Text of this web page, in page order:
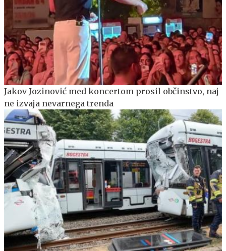
Jakov Jozinović med koncertom prosil občinstvo, naj
ne izvaja nevarnega trenda